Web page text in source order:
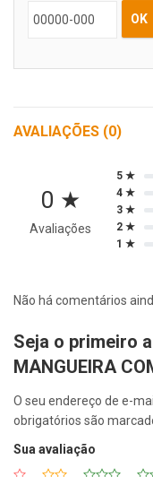
OK
AVALIAÇÕES (0)
0 ★
Avaliações
5 ★
4 ★
3 ★
2 ★
1 ★
Não há comentários
Seja o primeiro
MANGUEIRA
O seu endereço de e-
obrigatórios são
Sua avaliação